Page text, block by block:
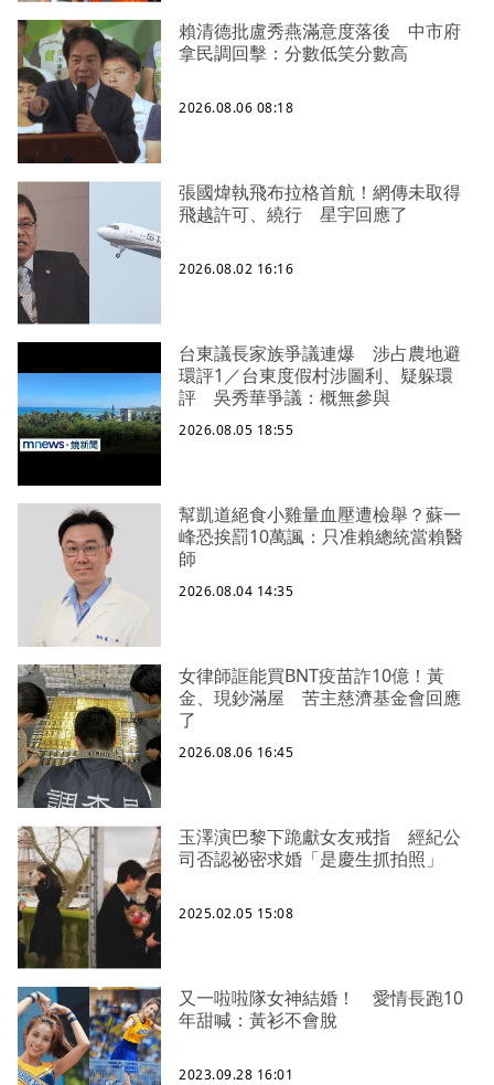
賴清德批盧秀燕滿意度落後 中市府
拿民調回擊：分數低笑分數高
2026.08.06 08:18
張國煒執飛布拉格首航！網傳未取得
飛越許可、繞行 星宇回應了
2026.08.02 16:16
台東議長家族爭議連爆 涉占農地避
環評1／台東度假村涉圖利、疑躲環
評 吳秀華爭議：概無參與
2026.08.05 18:55
幫凱道絕食小雞量血壓遭檢舉？蘇一
峰恐挨罰10萬諷：只准賴總統當賴醫
師
2026.08.04 14:35
女律師誆能買BNT疫苗詐10億！黃
金、現鈔滿屋 苦主慈濟基金會回應
了
2026.08.06 16:45
玉澤演巴黎下跪獻女友戒指 經紀公
司否認祕密求婚「是慶生抓拍照」
2025.02.05 15:08
又一啦啦隊女神結婚！ 愛情長跑10
年甜喊：黃衫不會脫
2023.09.28 16:01